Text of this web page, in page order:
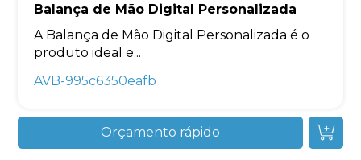
Balança de Mão Digital Personalizada
A Balança de Mão Digital Personalizada é o
produto ideal e...
AVB-995c6350eafb
Orçamento rápido